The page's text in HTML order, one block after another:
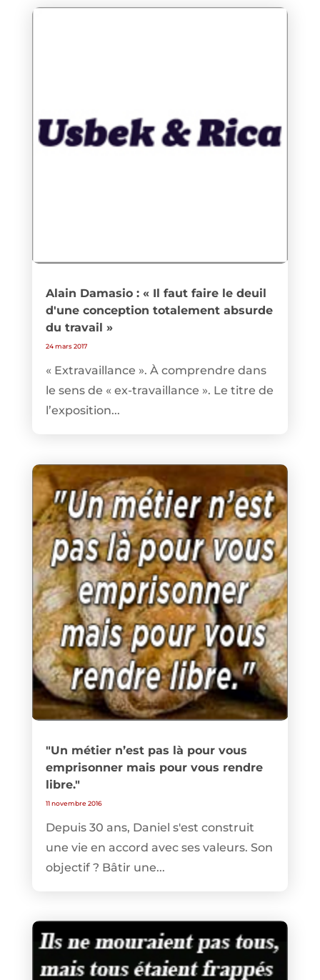
Alain Damasio : « Il faut faire le deuil
d'une conception totalement absurde
du travail »
24 mars 2017
« Extravaillance ». À comprendre dans
le sens de « ex-travaillance ». Le titre de
l’exposition...
"Un métier n’est pas là pour vous
emprisonner mais pour vous rendre
libre."
11 novembre 2016
Depuis 30 ans, Daniel s'est construit
une vie en accord avec ses valeurs. Son
objectif ? Bâtir une...